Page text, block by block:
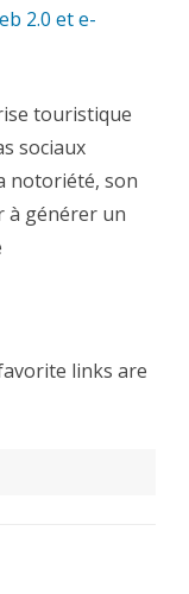
2.0 et e-
touristique
sociaux
notoriété, son
à générer un
links are